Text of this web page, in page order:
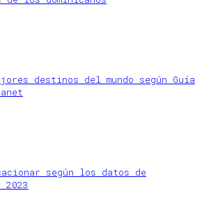
destinos del mundo según Guía
según los datos de
2023